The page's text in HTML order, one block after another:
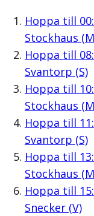
Hoppa till
Stockhaus
Hoppa till
Svantorp (S)
Hoppa till
Stockhaus
Hoppa till
Svantorp (S)
Hoppa till
Stockhaus
Hoppa till
Snecker (V)